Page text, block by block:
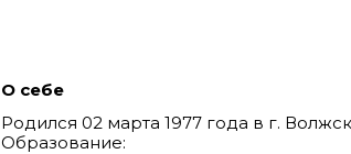
О себе
Родился 02 марта 1977 года в г.
Образование: